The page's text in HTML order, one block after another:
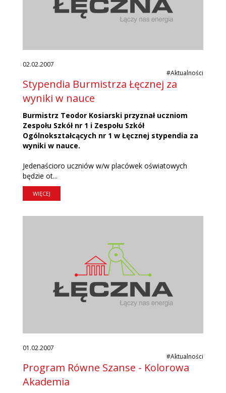
02.02.2007
#Aktualności
Stypendia Burmistrza Łęcznej za
wyniki w nauce
Burmistrz Teodor Kosiarski przyznał uczniom
Zespołu Szkół nr 1 i Zespołu Szkół
Ogólnokształcących nr 1 w Łęcznej stypendia za
wyniki w nauce.
Jedenaścioro uczniów w/w placówek oświatowych
będzie ot...
WIĘCEJ
01.02.2007
#Aktualności
Program Równe Szanse - Kolorowa
Akademia